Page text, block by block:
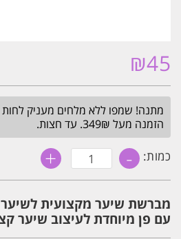
₪45
מתנה! שמפו ללא מלחים מעניק
הזמנה מעל 349₪. עד חצות.
כמות: - כמות
של
מעץ
לעיצוב
שיער
+
מברשת שיער מקצועית
עם פן מיוחדת לעיצוב שיער